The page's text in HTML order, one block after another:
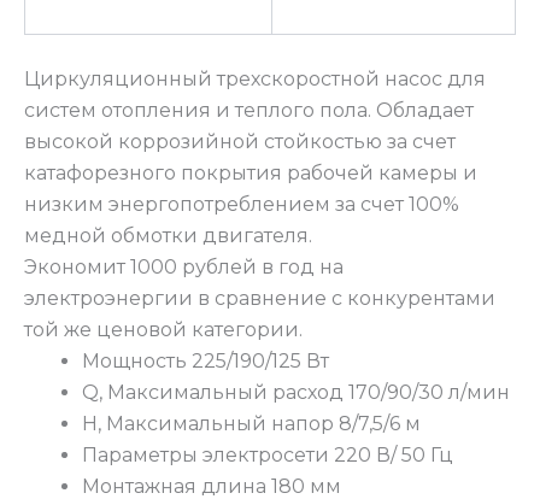
Циркуляционный трехскоростной насос для
систем отопления и теплого пола. Обладает
высокой коррозийной стойкостью за счет
катафорезного покрытия рабочей камеры и
низким энергопотреблением за счет 100%
медной обмотки двигателя.
Экономит 1000 рублей в год на
электроэнергии в сравнение с конкурентами
той же ценовой категории.
Мощность 225/190/125 Вт
Q, Максимальный расход 170/90/30 л/мин
H, Максимальный напор 8/7,5/6 м
Параметры электросети 220 В/ 50 Гц
Монтажная длина 180 мм